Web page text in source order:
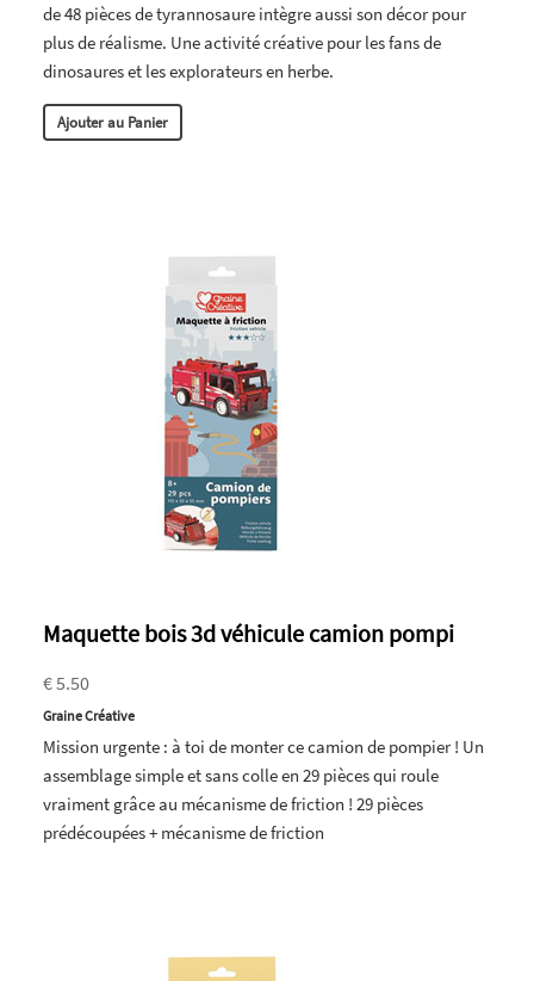
de 48 pièces de tyrannosaure intègre aussi son décor pour
plus de réalisme. Une activité créative pour les fans de
dinosaures et les explorateurs en herbe.
Ajouter au Panier
Maquette bois 3d véhicule camion pompi
€ 5.50
Graine Créative
Mission urgente : à toi de monter ce camion de pompier ! Un
assemblage simple et sans colle en 29 pièces qui roule
vraiment grâce au mécanisme de friction ! 29 pièces
prédécoupées + mécanisme de friction